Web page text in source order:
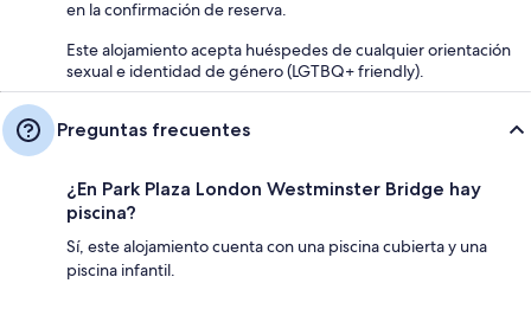
en la confirmación de reserva.
Este alojamiento acepta huéspedes de cualquier orientación
sexual e identidad de género (LGTBQ+ friendly).
Preguntas frecuentes
¿En Park Plaza London Westminster Bridge hay
piscina?
Sí, este alojamiento cuenta con una piscina cubierta y una
piscina infantil.